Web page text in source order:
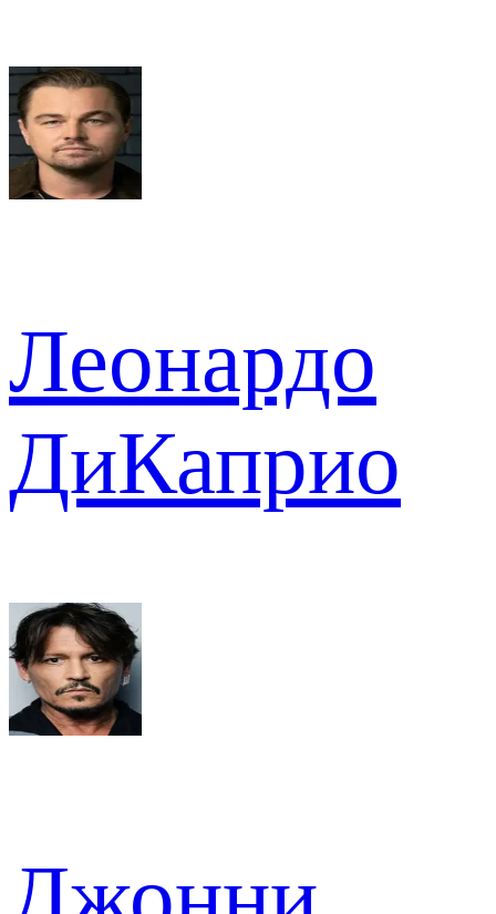
Леонардо
ДиКаприо